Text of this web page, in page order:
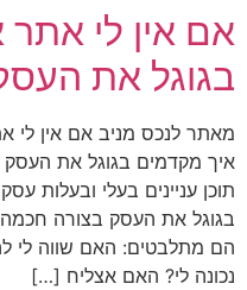
אם אין לי
בגוגל את
מאתר לנכס מניב אם אין לי
איך מקדמים בגוגל את
תוכן עניינים בעלי ובעלות
בגוגל את העסק בצורה חכמה
הם מתלבטים: האם שווה לי
נכונה לי? האם אצליח […]